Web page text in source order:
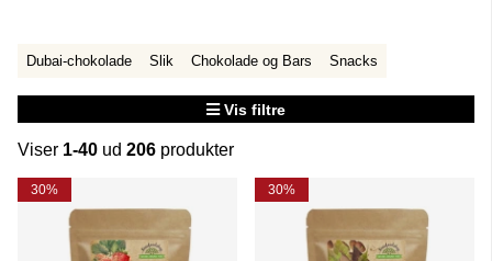
Dubai-chokolade Slik Chokolade og Bars Snacks
Vis filtre
Viser 1-40 ud 206 produkter
Produkter
30% 30%